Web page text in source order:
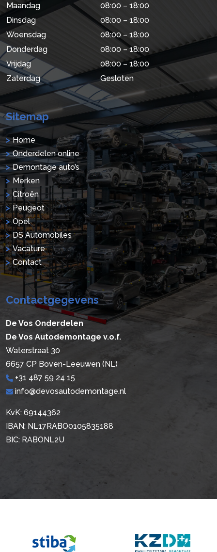
Maandag
08:00 – 18:00
Dinsdag
08:00 – 18:00
Woensdag
08:00 – 18:00
Donderdag
08:00 – 18:00
Vrijdag
08:00 – 18:00
Zaterdag
Gesloten
Sitemap
Home
Onderdelen online
Demontage auto’s
Merken
Citroën
Peugeot
Opel
DS Automobiles
Vacature
Contact
Contactgegevens
De Vos Onderdelen
De Vos Autodemontage v.o.f.
Waterstraat 30
6657 CP Boven-Leeuwen (NL)
+31 487 59 24 15
info@devosautodemontage.nl
KvK: 69144362
IBAN: NL17RABO0105835188
BIC: RABONL2U